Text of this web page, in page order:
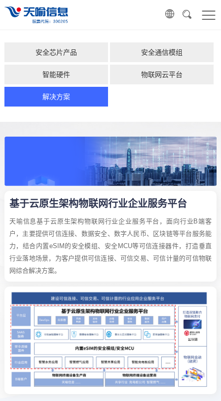
安全芯片产品 安全通信模组
智能硬件 物联网云平台
解决方案
基于云原生架构物联网行业企业服务平台
天喻信息基于云原生架构物联网行业企业服务平台，面向行业B端客
户，主要提供可信连接、数据安全、数字人民币、区块链等平台服务能
力，结合内置eSIM的安全模组、安全MCU等可信连接器件，打造垂直
行业落地场景，为客户提供可信连接、可信交易、可信计量的可信物联
网综合解决方案。